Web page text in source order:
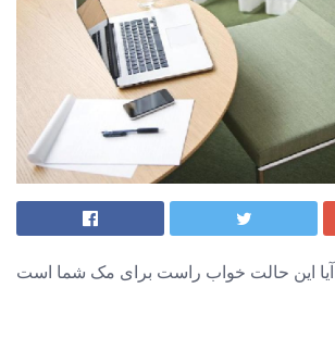
آیا این حالت خواب راست برای مک شما است